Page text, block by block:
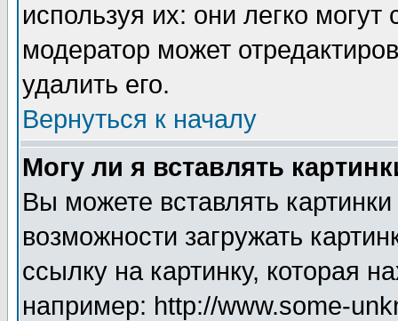
используя их: они легко
модератор может
удалить его.
Вернуться к началу
Могу ли я вставлять
Вы можете вставлять
возможности загружать
ссылку на картинку, которая
например: http://www.some-